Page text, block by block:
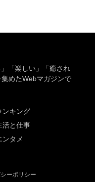
「楽しい」「癒され
めたWebマガジンで
ンキング
活と仕事
ンタメ
ーポリシー